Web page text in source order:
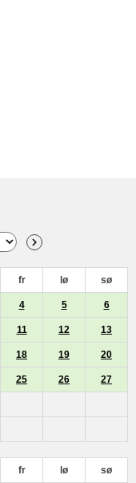
fr lø sø
4 5 6
11 12 13
18 19 20
25 26 27
fr lø sø